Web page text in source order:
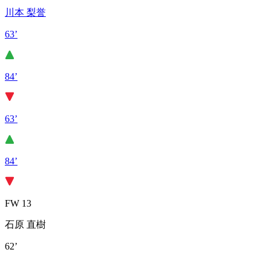
川本 梨誉
63’
84’
63’
84’
FW 13
石原 直樹
62’